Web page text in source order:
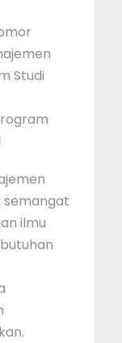
Studi
semangat
ilmu